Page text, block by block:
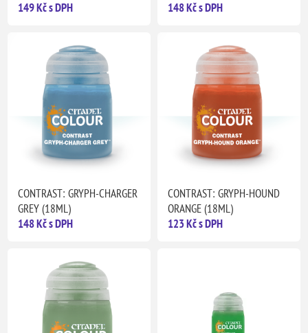
149 Kč s DPH
148 Kč s DPH
CONTRAST: GRYPH-CHARGER
GREY (18ML)
148 Kč s DPH
CONTRAST: GRYPH-HOUND
ORANGE (18ML)
123 Kč s DPH